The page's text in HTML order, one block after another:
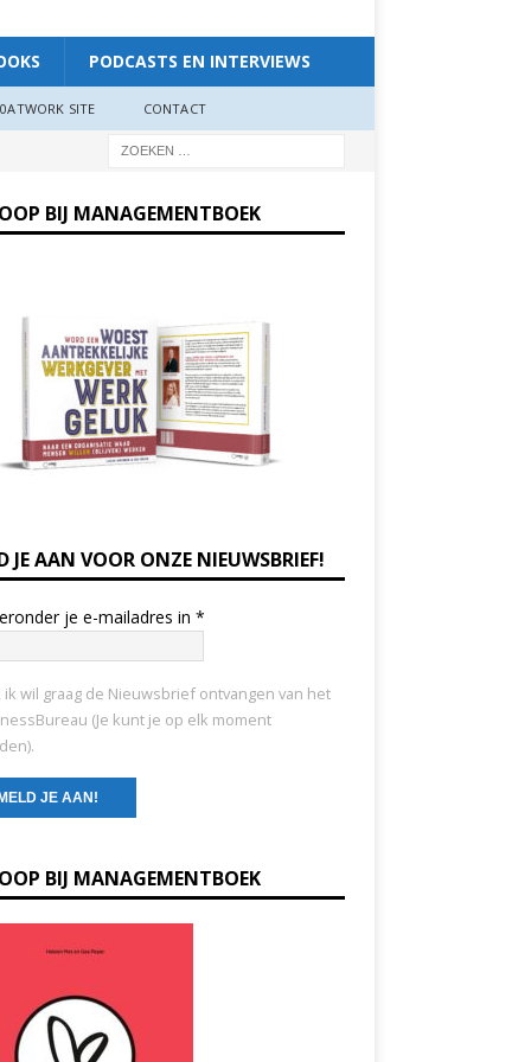
PODCASTS EN INTERVIEWS
SITE CONTACT
BIJ MANAGEMENTBOEK
JE AAN VOOR ONZE NIEUWSBRIEF!
je e-mailadres in *
ik wil graag de Nieuwsbrief ontvangen van het
(Je kunt je op elk moment
BIJ MANAGEMENTBOEK